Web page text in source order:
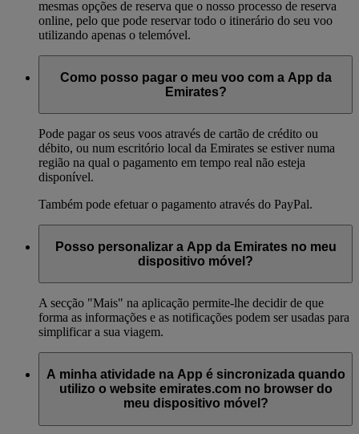
mesmas opções de reserva que o nosso processo de reserva
online, pelo que pode reservar todo o itinerário do seu voo
utilizando apenas o telemóvel.
Como posso pagar o meu voo com a App da
Emirates?
Pode pagar os seus voos através de cartão de crédito ou
débito, ou num escritório local da Emirates se estiver numa
região na qual o pagamento em tempo real não esteja
disponível.
Também pode efetuar o pagamento através do PayPal.
Posso personalizar a App da Emirates no meu
dispositivo móvel?
A secção "Mais" na aplicação permite-lhe decidir de que
forma as informações e as notificações podem ser usadas para
simplificar a sua viagem.
A minha atividade na App é sincronizada quando
utilizo o website emirates.com no browser do
meu dispositivo móvel?